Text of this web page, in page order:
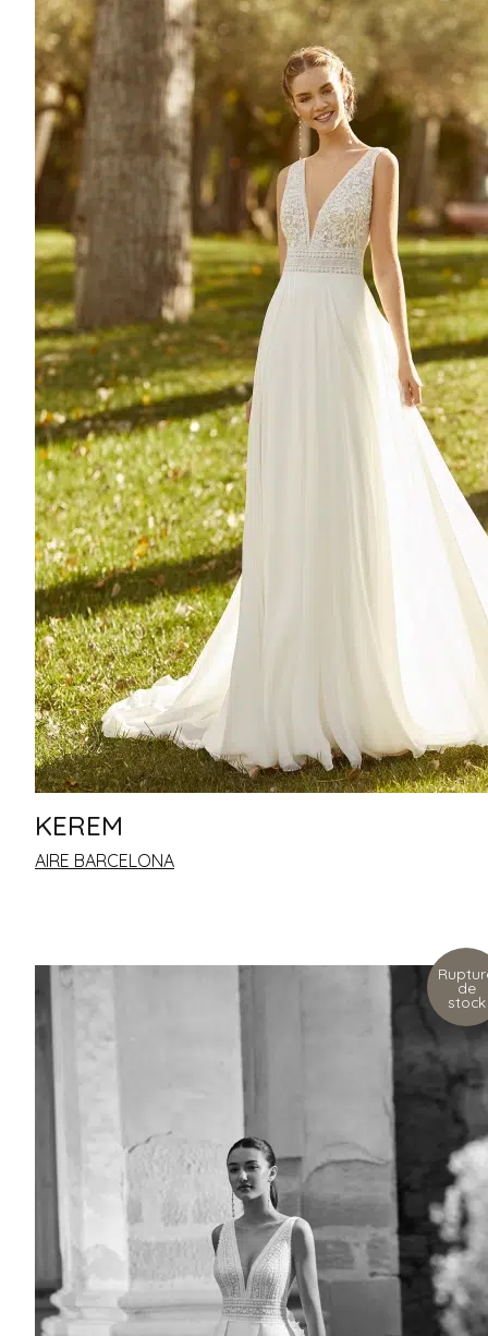
KEREM
AIRE BARCELONA
de
stock